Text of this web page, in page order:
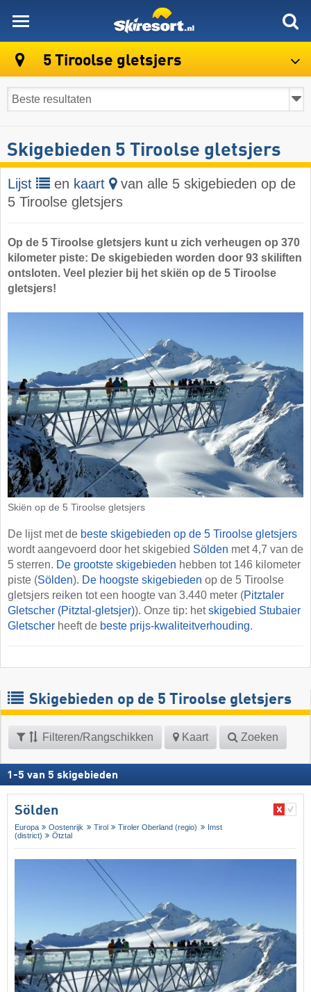
5 Tiroolse gletsjers
Skigebieden 5 Tiroolse gletsjers
Lijst en kaart
van alle 5 skigebieden op de
5 Tiroolse gletsjers
Op de 5 Tiroolse gletsjers kunt u zich verheugen op 370
kilometer piste: De skigebieden worden door 93 skiliften
ontsloten. Veel plezier bij het skiën op de 5 Tiroolse
gletsjers!
Skiën op de 5 Tiroolse gletsjers
De lijst met de beste skigebieden op de 5 Tiroolse gletsjers
wordt aangevoerd door het skigebied Sölden met 4,7 van de
5 sterren. De grootste skigebieden hebben tot 146 kilometer
piste (Sölden). De hoogste skigebieden op de 5 Tiroolse
gletsjers reiken tot een hoogte van 3.440 meter (Pitztaler
Gletscher (Pitztal-gletsjer)). Onze tip: hetskigebied Stubaier
Gletscher heeft de beste prijs-kwaliteitverhouding.
Skigebieden op de 5 Tiroolse gletsjers
Filteren/Rangschikken Kaart Zoeken
1 -5 van 5 skigebieden
Sölden
Europa Oostenrijk Tirol Tiroler Oberland (regio)
Imst
(district)
Ötztal